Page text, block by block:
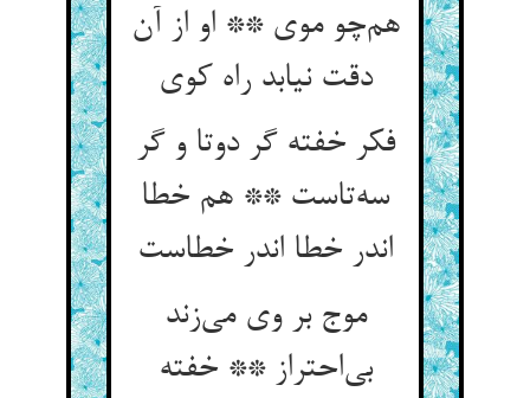
هم‌چو موی ** او از آن
دقت نیابد راه کوی
فکر خفته گر دوتا و گر
سه‌تاست ** هم خطا
اندر خطا اندر خطاست
موج بر وی می‌زند
بی‌احتراز ** خفته